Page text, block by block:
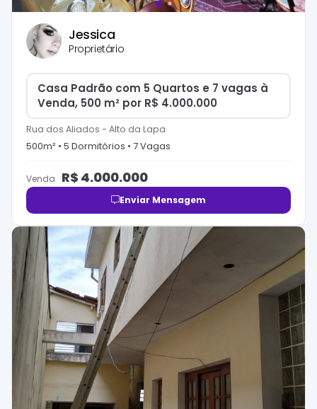
Jessica
Proprietário
Casa Padrão com 5 Quartos e 7 vagas à
Venda, 500 m² por R$ 4.000.000
Rua dos Aliados - Alto da Lapa
500m² • 5 Dormitórios • 7Vagas
Venda R$ 4.000.000
Enviar Mensagem